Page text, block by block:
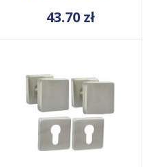
43.70 zł